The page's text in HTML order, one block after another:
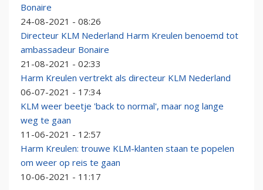
Bonaire
24-08-2021 - 08:26
Directeur KLM Nederland Harm Kreulen benoemd tot
ambassadeur Bonaire
21-08-2021 - 02:33
Harm Kreulen vertrekt als directeur KLM Nederland
06-07-2021 - 17:34
KLM weer beetje 'back to normal', maar nog lange
weg te gaan
11-06-2021 - 12:57
Harm Kreulen: trouwe KLM-klanten staan te popelen
om weer op reis te gaan
10-06-2021 - 11:17